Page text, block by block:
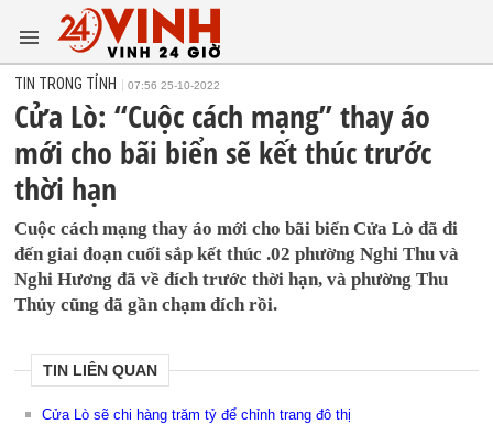
TIN TRONG TỈNH 07:56 25-10-2022
Cửa Lò: “Cuộc cách mạng” thay áo
mới cho bãi biển sẽ kết thúc trước
thời hạn
Cuộc cách mạng thay áo mới cho bãi biển Cửa Lò đã đi
đến giai đoạn cuối sắp kết thúc .02 phường Nghi Thu và
Nghi Hương đã về đích trước thời hạn, và phường Thu
Thủy cũng đã gần chạm đích rồi.
TIN LIÊN QUAN
Cửa Lò sẽ chi hàng trăm tỷ để chỉnh trang đô thị